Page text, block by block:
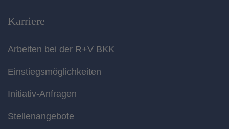
Karriere
Arbeiten bei der R+V BKK
Einstiegsmöglichkeiten
Initiativ-Anfragen
Stellenangebote